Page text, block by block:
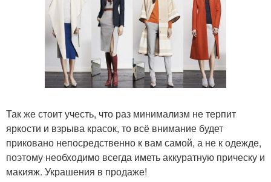
Так же стоит учесть, что раз минимализм не терпит
яркости и взрыва красок, то всё внимание будет
приковано непосредственно к вам самой, а не к одежде,
поэтому необходимо всегда иметь аккуратную прическу и
макияж. Украшения в продаже!